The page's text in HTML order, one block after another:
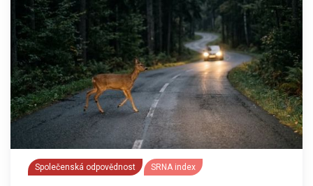
Společenská odpovědnost SRNA index